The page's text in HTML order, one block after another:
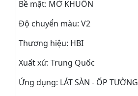
Bề mặt: MỜ KHUÔN
Độ chuyển màu: V2
Thương hiệu: HBI
Xuất xứ: Trung Quốc
Ứng dụng: LÁT SÀN - ỐP TƯỜNG